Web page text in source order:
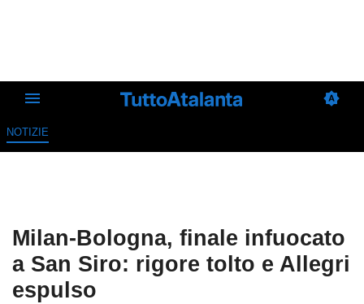
NOTIZIE
Milan-Bologna, finale infuocato
a San Siro: rigore tolto e Allegri
espulso